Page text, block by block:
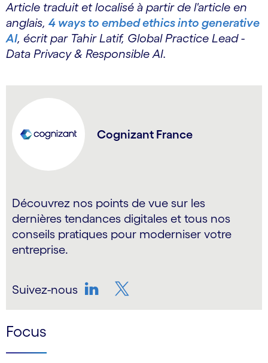
Article traduit et localisé à partir de l'article en
anglais, 4 ways to embed ethics into generative
AI, écrit par Tahir Latif, Global Practice Lead -
Data Privacy & Responsible AI.
Cognizant France
Découvrez nos points de vue sur les
dernières tendances digitales et tous nos
conseils pratiques pour moderniser votre
entreprise.
Suivez-nous
Focus